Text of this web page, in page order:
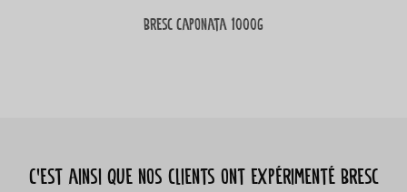
Bresc Caponata 1000g
C’est ainsi que nos clients ont expérimenté Bresc